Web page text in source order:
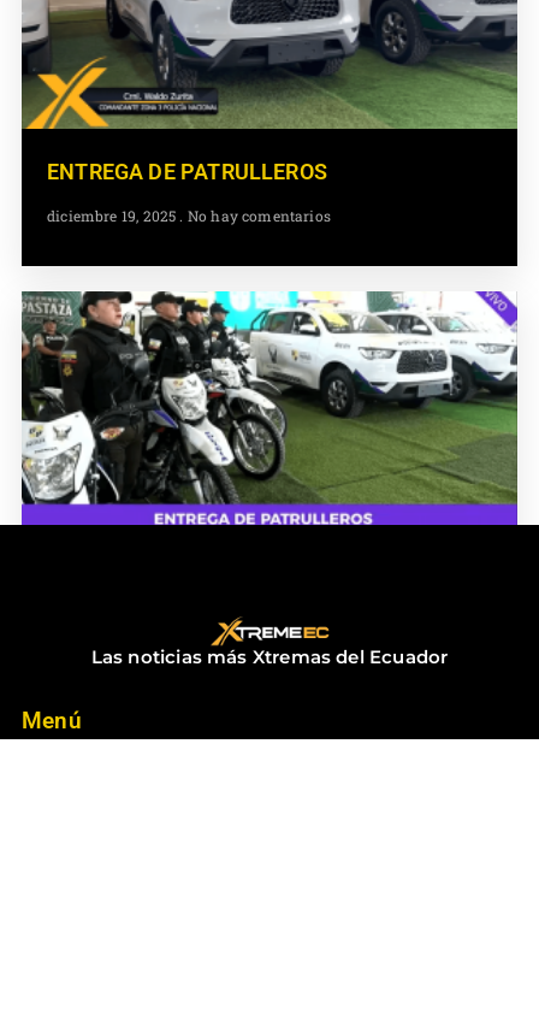
ENTREGA DE PATRULLEROS
diciembre 19, 2025 No hay comentarios
No hay comentarios
Las noticias más Xtremas del Ecuador
Menú